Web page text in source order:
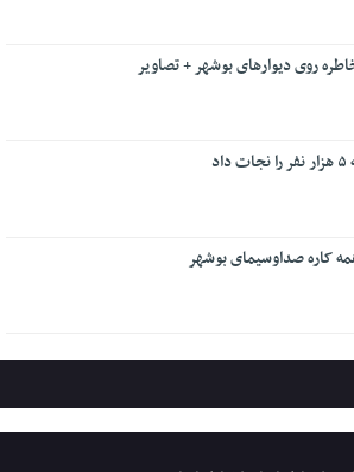
روی دیوارهای بوشهر + تصاویر
کاره صداوسیمای بوشهر